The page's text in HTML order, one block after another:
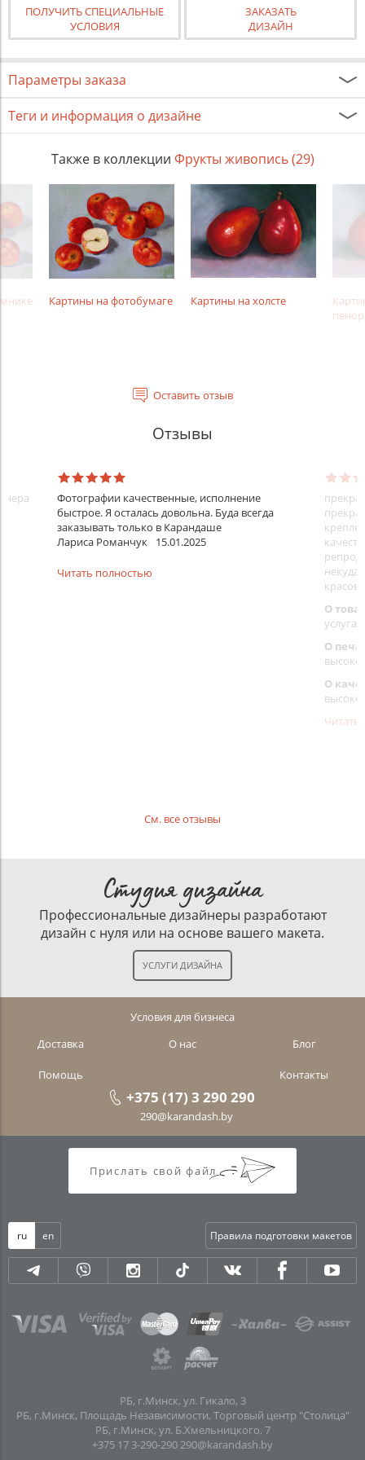
ПОЛУЧИТЬ СПЕЦИАЛЬНЫЕ
УСЛОВИЯ
ЗАКАЗАТЬ
ДИЗАЙН
Параметры заказа
Теги и информация о дизайне
Также в коллекции Фрукты живопись (29)
Картины на фотобумаге Картины на холсте
Оставить отзыв
Отзывы
Фотографии качественные, исполнение
быстрое. Я осталась довольна. Буда всегда
заказывать только в Карандаше
Лариса Романчук
15.01.2025
Читать полностью
О
услуга
О
О
Читать
См. все отзывы
Студия дизайна
Профессиональные дизайнеры разработают
дизайн с нуля или на основе вашего макета.
Условия для бизнеса
Доставка
О нас Блог
Помощь Контакты
+375 (17) 3 290 290
290@karandash.by
Прислать свой файл
ru en Правила подготовки макетов
РБ, г.Минск, ул. Гикало, 3
РБ, г.Минск, Площадь Независимости, Торговый центр "Столица"
РБ, г.Минск, ул. Б.Хмельницкого, 7
+375 17 3-290-290 290@karandash.by